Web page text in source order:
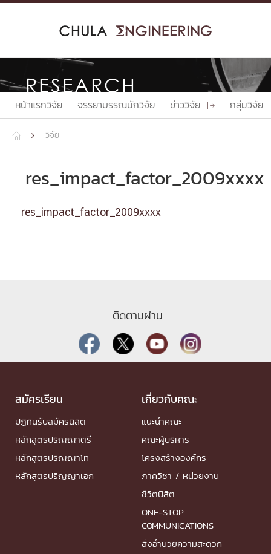
Skip
RESEARCH
หน้าแรกวิจัย จรรยาบรรณนักวิจัย ข่าววิจัย  กลุ่มวิจัย
  วิจัย
res_impact_factor_2009xxxx
res_impact_factor_2009xxxx
ติดตามผ่าน
สมัครเรียน
ปฏิทินรับสมัครนิสิต
หลักสูตรปริญญาตรี
หลักสูตรปริญญาโท
หลักสูตรปริญญาเอก
เกี่ยวกับคณะ
แนะนำคณะ
คณะผู้บริหาร
โครงสร้างองค์กร
ภาควิชา / หน่วยงาน
ชีวิตนิสิต
ONE-STOP
COMMUNICATIONS
สิ่งอำนวยความสะดวก